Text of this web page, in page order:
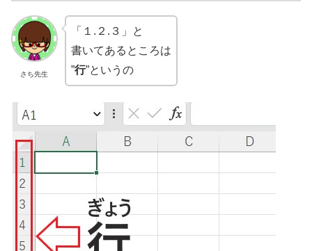
さち先生
「１.２.３」と
書いてあるところは
”行”というの